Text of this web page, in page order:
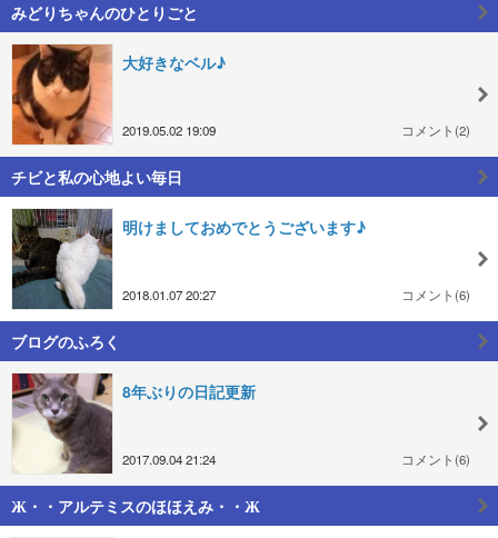
みどりちゃんのひとりごと
大好きなベル♪
2019.05.02 19:09 コメント(2)
チビと私の心地よい毎日
明けましておめでとうございます♪
2018.01.07 20:27 コメント(6)
ブログのふろく
8年ぶりの日記更新
2017.09.04 21:24 コメント(6)
Ж・・アルテミスのほほえみ・・Ж